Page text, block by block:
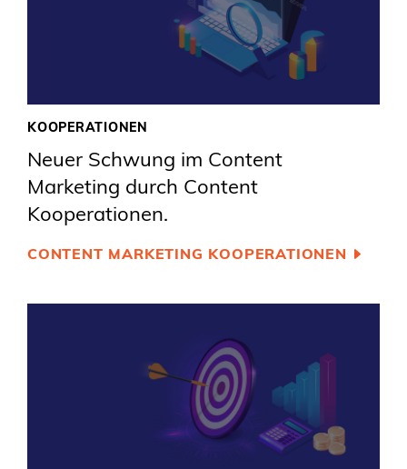
KOOPERATIONEN
Neuer Schwung im Content
Marketing durch Content
Kooperationen.
CONTENT MARKETING KOOPERATIONEN